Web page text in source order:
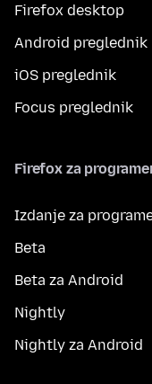
Firefox desktop
Android preglednik
iOS preglednik
Focus preglednik
Firefox za
Izdanje za
Beta
Beta za Android
Nightly
Nightly za Android